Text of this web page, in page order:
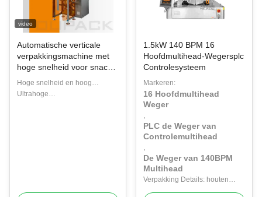
video
Automatische verticale
verpakkingsmachine met
hoge snelheid voor snacks,
noten, korrels,
voedselverpakkingsmachine
Hoge snelheid en hoog
rendement:
Ultrahoge
1.5kW 140 BPM 16
Hoofdmultihead-Wegersplc
Controlesysteem
Markeren:
16 Hoofdmultihead
Weger
,
PLC de Weger van
Controlemultihead
,
De Weger van 140BPM
Multihead
Verpakking Details: houten
doos